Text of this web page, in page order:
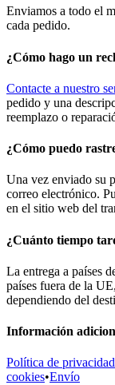
Enviamos a todo el
cada pedido.
¿Cómo hago un
Contacte a nuestro
pedido y una
reemplazo o
¿Cómo puedo
Una vez enviado su
correo electrónico.
en el sitio web del
¿Cuánto tiempo
La entrega a países
países fuera de la
dependiendo del
Información
Política de privacidad
cookies•Envío